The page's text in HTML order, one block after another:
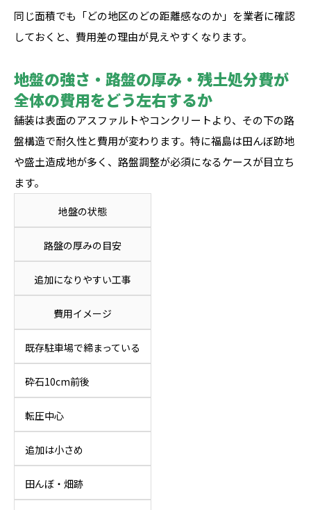
同じ面積でも「どの地区のどの距離感なのか」を業者に確認
しておくと、費用差の理由が見えやすくなります。
地盤の強さ・路盤の厚み・残土処分費が
全体の費用をどう左右するか
舗装は表面のアスファルトやコンクリートより、その下の路
盤構造で耐久性と費用が変わります。特に福島は田んぼ跡地
や盛土造成地が多く、路盤調整が必須になるケースが目立ち
ます。
地盤の状態
路盤の厚みの目安
追加になりやすい工事
費用イメージ
既存駐車場で締まっている
砕石10cm前後
転圧中心
追加は小さめ
田んぼ・畑跡